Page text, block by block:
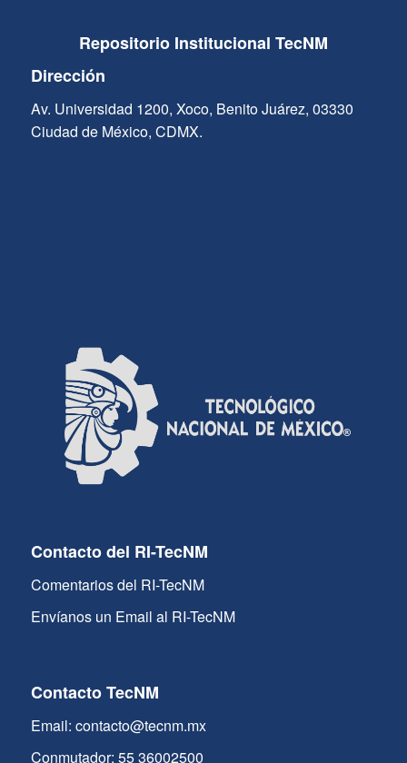
Repositorio Institucional TecNM
Dirección
Av. Universidad 1200, Xoco, Benito Juárez, 03330
Ciudad de México, CDMX.
Contacto del RI-TecNM
Comentarios del RI-TecNM
Envíanos un Email al RI-TecNM
Contacto TecNM
Email: contacto@tecnm.mx
Conmutador: 55 36002500